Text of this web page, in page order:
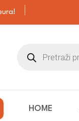
HOME